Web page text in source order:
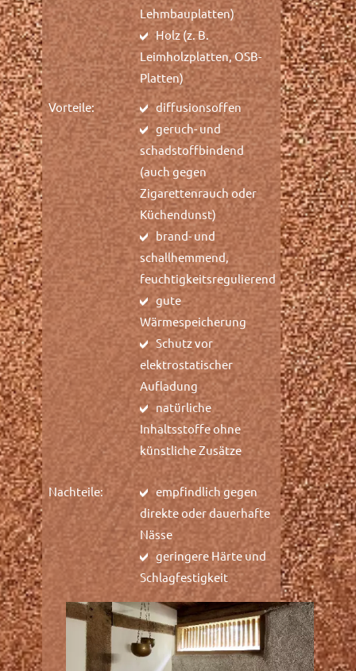
Lehmbauplatten)
Holz (z. B.
Leimholzplatten, OSB-
Platten)
Vorteile:
diffusionsoffen
geruch- und
schadstoffbindend
(auch gegen
Zigarettenrauch oder
Küchendunst)
brand- und
schallhemmend,
feuchtigkeitsregulierend
gute
Wärmespeicherung
Schutz vor
elektrostatischer
Aufladung
natürliche
Inhaltsstoffe ohne
künstliche Zusätze
Nachteile:
empfindlich gegen
direkte oder dauerhafte
Nässe
geringere Härte und
Schlagfestigkeit